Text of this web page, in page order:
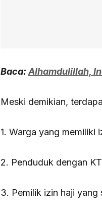
Baca: Alhamdulillah,
Meski demikian,
1. Warga yang memiliki
2. Penduduk dengan
3. Pemilik izin haji yang